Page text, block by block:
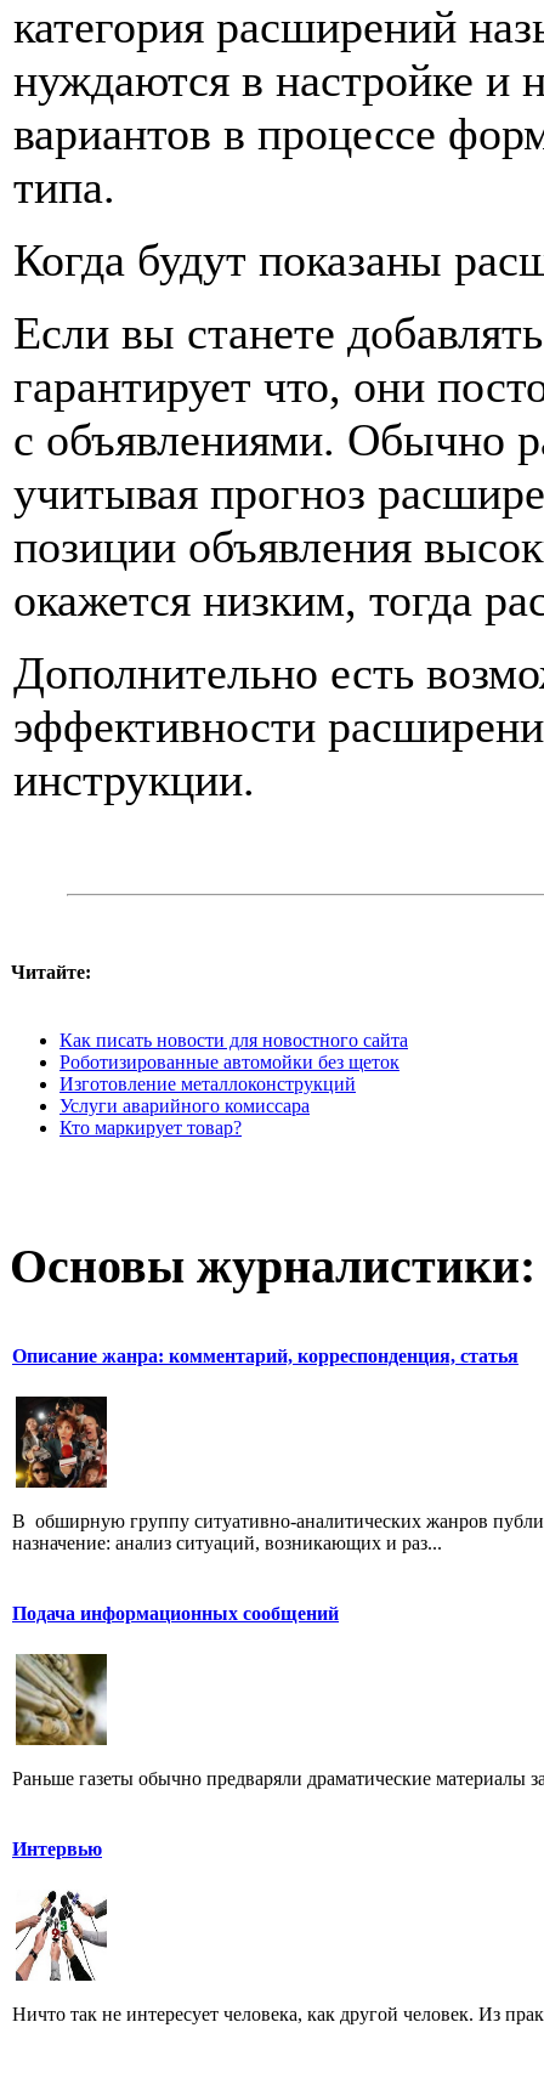
категория расширений
нуждаются в настройке и
вариантов в процессе
типа.
Когда будут показаны
Если вы станете
гарантирует что, они
с объявлениями. Обычно
учитывая прогноз
позиции объявления
окажется низким, тогда
Дополнительно есть
эффективности
инструкции.
Читайте:
Как писать новости для новостного сайта
Роботизированные автомойки без щеток
Изготовление металлоконструкций
Услуги аварийного комиссара
Кто маркирует товар?
Основы журналистики:
Описание жанра: комментарий, корреспонденция, статья
В обширную группу ситуативно-аналитических жанров
назначение: анализ ситуаций, возникающих и раз...
Подача информационных сообщений
Раньше газеты обычно предваряли драматические материалы
Интервью
Ничто так не интересует человека, как другой человек. Из